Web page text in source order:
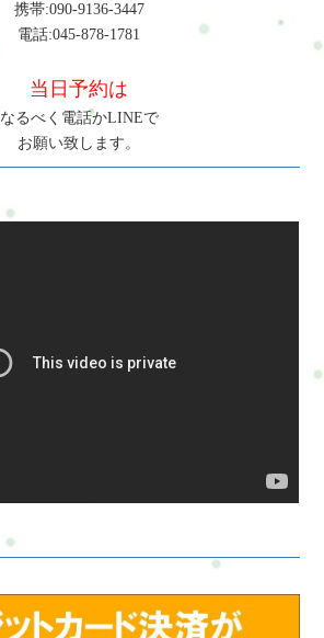
携帯:090-9136-3447
電話:045-878-1781
当日予約は
なるべく電話かLINEで
お願い致します。